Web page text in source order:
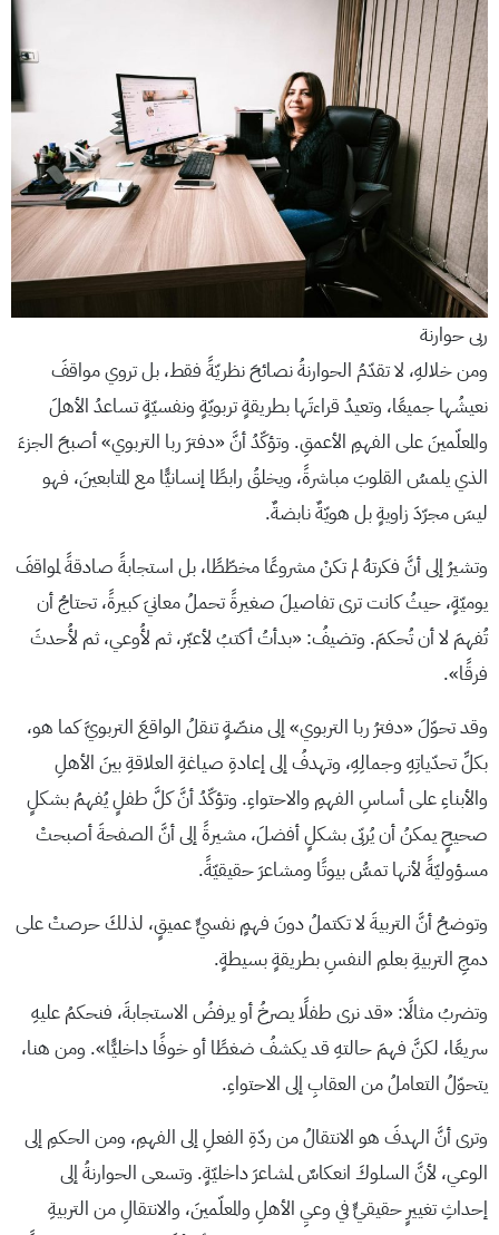
ربى حوارنة
ومن خلالهِ، لا تقدّمُ الحوارنةُ نصائحَ نظريّةً فقط، بل تروي مواقفَ
نعيشُها جميعًا، وتعيدُ قراءتَها بطريقةٍ تربويّةٍ ونفسيّةٍ تساعدُ الأهلَ
والمعلّمينَ على الفهمِ الأعمقِ. وتؤكّدُ أنَّ «دفترَ ربا التربوي» أصبحَ الجزءَ
الذي يلمسُ القلوبَ مباشرةً، ويخلقُ رابطًا إنسانيًّا مع المتابعينَ، فهو
ليسَ مجرّدَ زاويةٍ بل هويّةٌ نابضةٌ.
وتشيرُ إلى أنَّ فكرتهُ لم تكنْ مشروعًا مخطّطًا، بل استجابةً صادقةً لمواقفَ
يوميّةٍ، حيثُ كانت ترى تفاصيلَ صغيرةً تحملُ معانيَ كبيرةً، تحتاجُ أن
تُفهمَ لا أن تُحكمَ. وتضيفُ: «بدأتُ أكتبُ لأعبّر، ثم لأُوعي، ثم لأُحدثَ
فرقًا».
وقد تحوّلَ «دفترُ ربا التربوي» إلى منصّةٍ تنقلُ الواقعَ التربويَّ كما هو،
بكلِّ تحدّياتِهِ وجمالِهِ، وتهدفُ إلى إعادةِ صياغةِ العلاقةِ بينَ الأهلِ
والأبناءِ على أساسِ الفهمِ والاحتواءِ. وتؤكّدُ أنَّ كلَّ طفلٍ يُفهمُ بشكلٍ
صحيحٍ يمكنُ أن يُربّى بشكلٍ أفضلَ، مشيرةً إلى أنَّ الصفحةَ أصبحتْ
مسؤوليّةً لأنها تمسُّ بيوتًا ومشاعرَ حقيقيّةً.
وتوضحُ أنَّ التربيةَ لا تكتملُ دونَ فهمٍ نفسيٍّ عميقٍ، لذلكَ حرصتْ على
دمجِ التربيةِ بعلمِ النفسِ بطريقةٍ بسيطةٍ.
وتضربُ مثالًا: «قد نرى طفلًا يصرخُ أو يرفضُ الاستجابةَ، فنحكمُ عليهِ
سريعًا، لكنَّ فهمَ حالتهِ قد يكشفُ ضغطًا أو خوفًا داخليًّا». ومن هنا،
يتحوّلُ التعاملُ من العقابِ إلى الاحتواءِ.
وترى أنَّ الهدفَ هو الانتقالُ من ردّةِ الفعلِ إلى الفهمِ، ومن الحكمِ إلى
الوعي، لأنَّ السلوكَ انعكاسٌ لمشاعرَ داخليّةٍ. وتسعى الحوارنةُ إلى
إحداثِ تغييرٍ حقيقيٍّ في وعيِ الأهلِ والمعلّمينَ، والانتقالِ من التربيةِ